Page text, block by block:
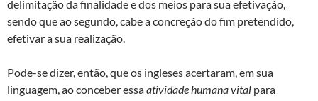
delimitação da finalidade e dos meios para sua efetivação,
sendo que ao segundo, cabe a concreção do fim pretendido,
efetivar a sua realização.
Pode-se dizer, então, que os ingleses acertaram, em sua
linguagem, ao conceber essaatividade humana vital para